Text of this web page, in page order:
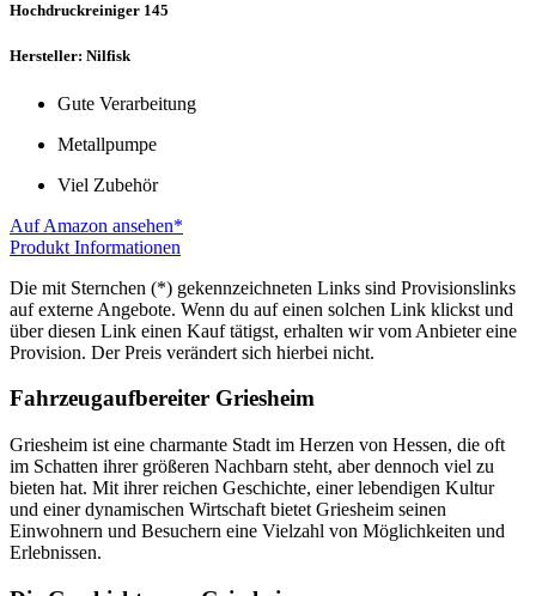
Hochdruckreiniger 145
Hersteller: Nilfisk
Gute Verarbeitung
Metallpumpe
Viel Zubehör
Auf Amazon ansehen*
Produkt Informationen
Die mit Sternchen (*) gekennzeichneten Links sind Provisionslinks
auf externe Angebote. Wenn du auf einen solchen Link klickst und
über diesen Link einen Kauf tätigst, erhalten wir vom Anbieter eine
Provision. Der Preis verändert sich hierbei nicht.
Fahrzeugaufbereiter Griesheim
Griesheim ist eine charmante Stadt im Herzen von Hessen, die oft
im Schatten ihrer größeren Nachbarn steht, aber dennoch viel zu
bieten hat. Mit ihrer reichen Geschichte, einer lebendigen Kultur
und einer dynamischen Wirtschaft bietet Griesheim seinen
Einwohnern und Besuchern eine Vielzahl von Möglichkeiten und
Erlebnissen.